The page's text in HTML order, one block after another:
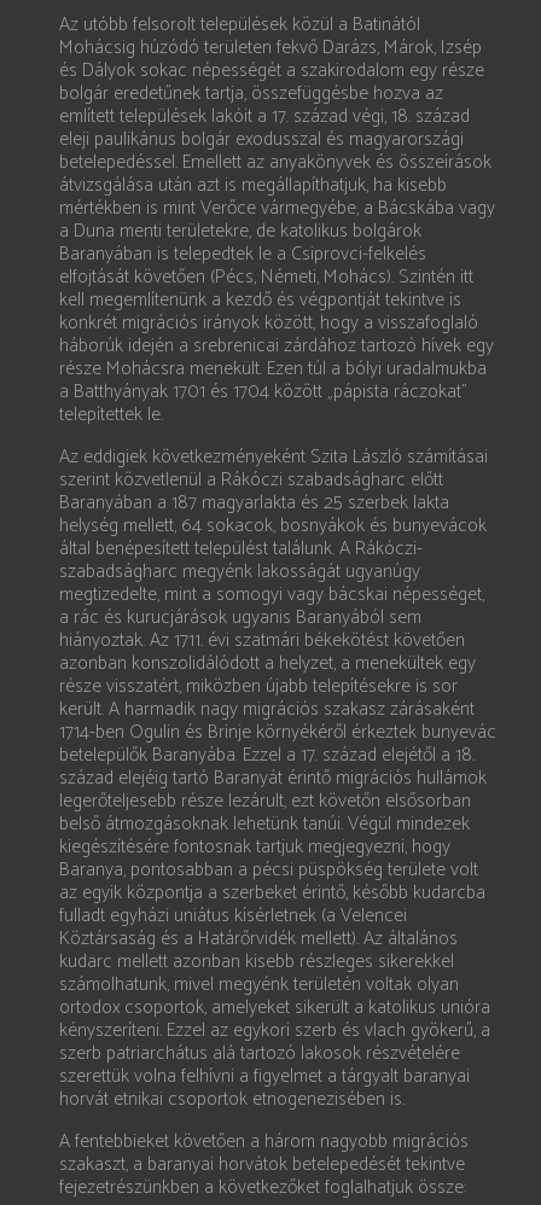
Az utóbb felsorolt települések közül a Batinától
Mohácsig húzódó területen fekvő Darázs, Márok, Izsép
és Dályok sokac népességét a szakirodalom egy része
bolgár eredetűnek tartja, összefüggésbe hozva az
említett települések lakóit a 17. század végi, 18. század
eleji paulikánus bolgár exodusszal és magyarországi
betelepedéssel. Emellett az anyakönyvek és összeírások
átvizsgálása után azt is megállapíthatjuk, ha kisebb
mértékben is mint Verőce vármegyébe, a Bácskába vagy
a Duna menti területekre, de katolikus bolgárok
Baranyában is telepedtek le a Csiprovci-felkelés
elfojtását követően (Pécs, Németi, Mohács). Szintén itt
kell megemlítenünk a kezdő és végpontját tekintve is
konkrét migrációs irányok között, hogy a visszafoglaló
háborúk idején a srebrenicai zárdához tartozó hívek egy
része Mohácsra menekült. Ezen túl a bólyi uradalmukba
a Batthyányak 1701 és 1704 között „pápista ráczokat”
telepítettek le.
Az eddigiek következményeként Szita László számításai
szerint közvetlenül a Rákóczi szabadságharc előtt
Baranyában a 187 magyarlakta és 25 szerbek lakta
helység mellett, 64 sokacok, bosnyákok és bunyevácok
által benépesített települést találunk. A Rákóczi-
szabadságharc megyénk lakosságát ugyanúgy
megtizedelte, mint a somogyi vagy bácskai népességet,
a rác és kurucjárások ugyanis Baranyából sem
hiányoztak. Az 1711. évi szatmári békekötést követően
azonban konszolidálódott a helyzet, a menekültek egy
része visszatért, miközben újabb telepítésekre is sor
került. A harmadik nagy migrációs szakasz zárásaként
1714-ben Ogulin és Brinje környékéről érkeztek bunyevác
betelepülők Baranyába. Ezzel a 17. század elejétől a 18.
század elejéig tartó Baranyát érintő migrációs hullámok
legerőteljesebb része lezárult, ezt követőn elsősorban
belső átmozgásoknak lehetünk tanúi. Végül mindezek
kiegészítésére fontosnak tartjuk megjegyezni, hogy
Baranya, pontosabban a pécsi püspökség területe volt
az egyik központja a szerbeket érintő, később kudarcba
fulladt egyházi uniátus kísérletnek (a Velencei
Köztársaság és a Határőrvidék mellett). Az általános
kudarc mellett azonban kisebb részleges sikerekkel
számolhatunk, mivel megyénk területén voltak olyan
ortodox csoportok, amelyeket sikerült a katolikus unióra
kényszeríteni. Ezzel az egykori szerb és vlach gyökerű, a
szerb patriarchátus alá tartozó lakosok részvételére
szerettük volna felhívni a figyelmet a tárgyalt baranyai
horvát etnikai csoportok etnogenezisében is.
A fentebbieket követően a három nagyobb migrációs
szakaszt, a baranyai horvátok betelepedését tekintve
fejezetrészünkben a következőket foglalhatjuk össze: